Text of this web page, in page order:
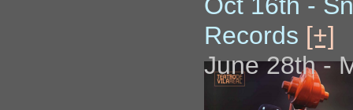
Records [+]
June 28th -
Divine, w/